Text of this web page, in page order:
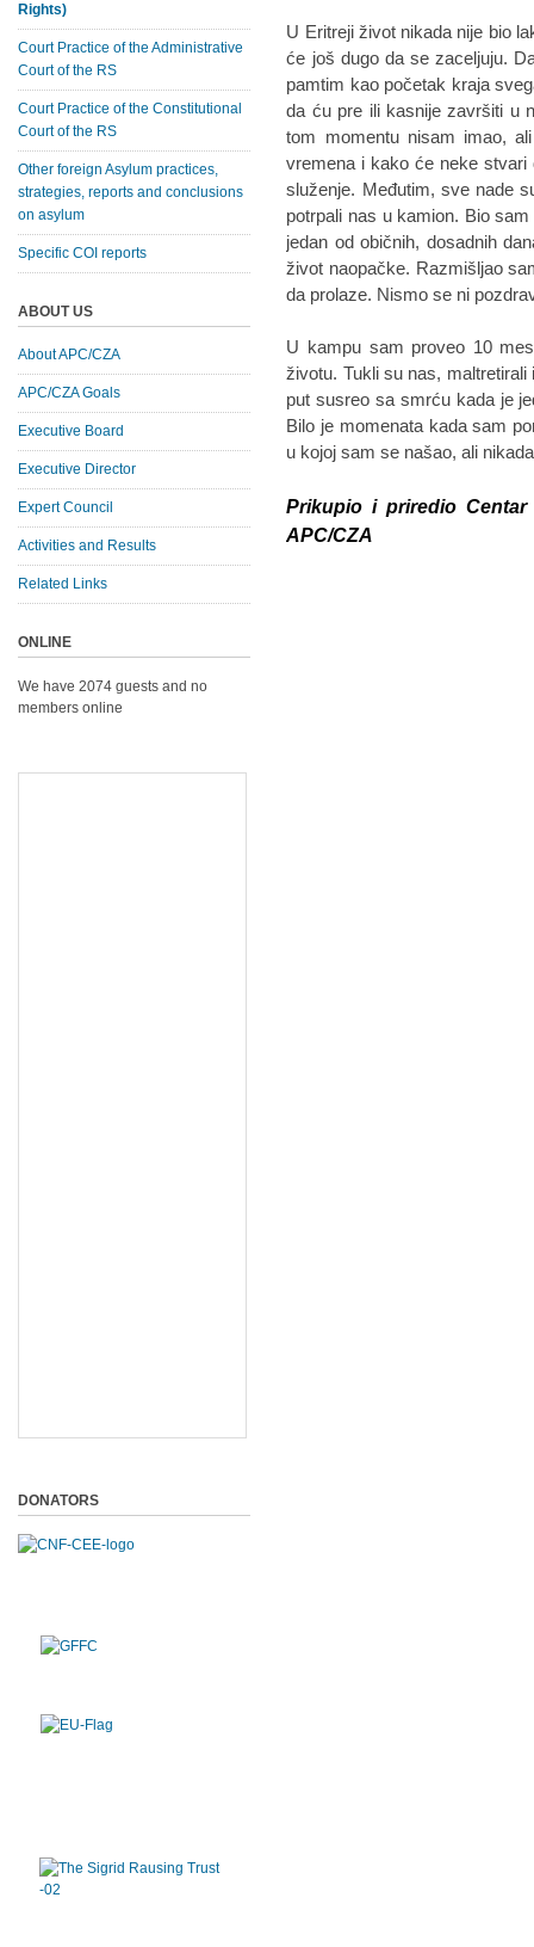
U Eritreji život nikada nije bio
će još dugo da se zaceljuju.
pamtim kao početak kraja
da ću pre ili kasnije završiti u
tom momentu nisam imao,
vremena i kako će neke
služenje. Međutim, sve nade
potrpali nas u kamion. Bio
jedan od običnih, dosadnih
život naopačke. Razmišljao
da prolaze. Nismo se ni
U kampu sam proveo 10
životu. Tukli su nas,
put susreo sa smrću kada je
Bilo je momenata kada sam
u kojoj sam se našao, ali
Prikupio i priredio
APC/CZA
Rights)
Court Practice of the Administrative
Court of the RS
Court Practice of the Constitutional
Court of the RS
Other foreign Asylum practices,
strategies, reports and conclusions
on asylum
Specific COI reports
ABOUT US
About APC/CZA
APC/CZA Goals
Executive Board
Executive Director
Expert Council
Activities and Results
Related Links
ONLINE
We have 2074 guests and no
members online
DONATORS